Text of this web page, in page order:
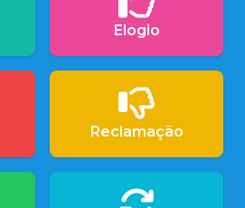
Elogio
Reclamação